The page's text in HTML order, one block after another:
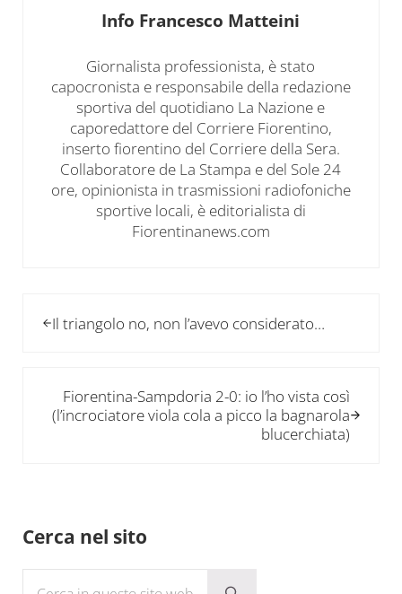
Info Francesco Matteini
Giornalista professionista, è stato
capocronista e responsabile della redazione
sportiva del quotidiano La Nazione e
caporedattore del Corriere Fiorentino,
inserto fiorentino del Corriere della Sera.
Collaboratore de La Stampa e del Sole 24
ore, opinionista in trasmissioni radiofoniche
sportive locali, è editorialista di
Fiorentinanews.com
Il triangolo no, non l’avevo considerato…
Fiorentina-Sampdoria 2-0: io l’ho vista così
(l’incrociatore viola cola a picco la bagnarola
blucerchiata)
Sidebar
Cerca nel sito